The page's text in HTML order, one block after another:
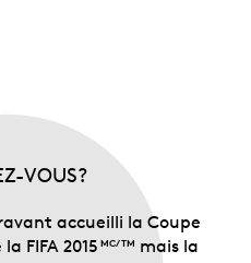
VOUS?
accueilli la Coupe
FIFA 2015 MC/TM mais la